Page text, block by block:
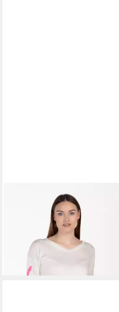
KEY LARGORundhalspullover
WKN PACIFIC v-neck (1-tlg)
UVP 69,99 €